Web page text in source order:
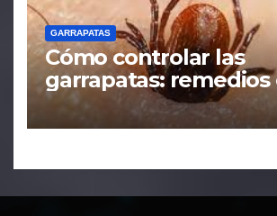
GARRAPATAS
Cómo controlar las
garrapatas: remedios
y tácticas efectivas